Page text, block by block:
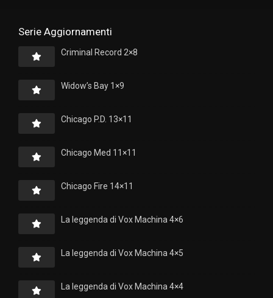
Serie Aggiornamenti
Criminal Record 2×8
Widow’s Bay 1×9
Chicago P.D. 13×11
Chicago Med 11×11
Chicago Fire 14×11
La leggenda di Vox Machina 4×6
La leggenda di Vox Machina 4×5
La leggenda di Vox Machina 4×4